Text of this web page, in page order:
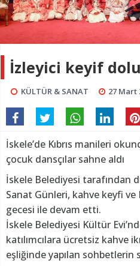
İzleyici keyif
KÜLTÜR & SANAT 27 Mart
İskele’de Kıbrıs manileri
çocuk dansçılar sahne aldı
İskele Belediyesi tarafından
Sanat Günleri, kahve keyfi ve
gecesi ile devam etti.
İskele Belediyesi Kültür
katılımcılara ücretsiz kahve
eşliğinde yapılan